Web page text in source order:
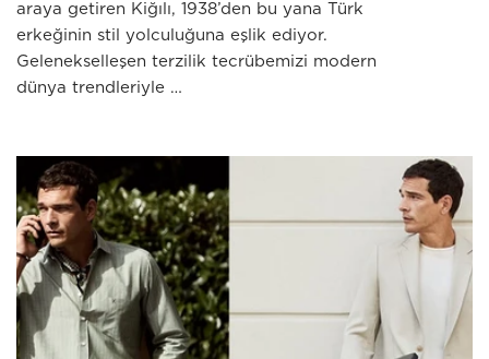
araya getiren Kiğılı, 1938’den bu yana Türk
erkeğinin stil yolculuğuna eşlik ediyor.
Gelenekselleşen terzilik tecrübemizi modern
dünya trendleriyle …